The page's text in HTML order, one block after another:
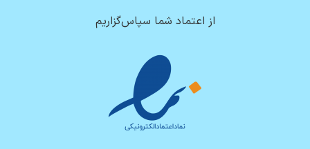
از اعتماد شما سپاس‌گزاریم